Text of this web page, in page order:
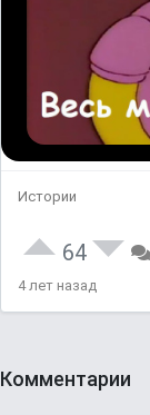
Истории
64
4 лет назад
Комментарии